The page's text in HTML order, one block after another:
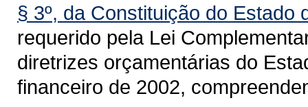
§ 3º, da Constituição do Estado
requerido pela Lei
diretrizes orçamentárias do
financeiro de 2002,